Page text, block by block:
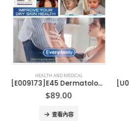
HEALTH AND MEDICAL
[E009173]E45 Dermatological Cream 乳霜 – 乾性皮膚和濕疹 350克
$89.00
查看內容